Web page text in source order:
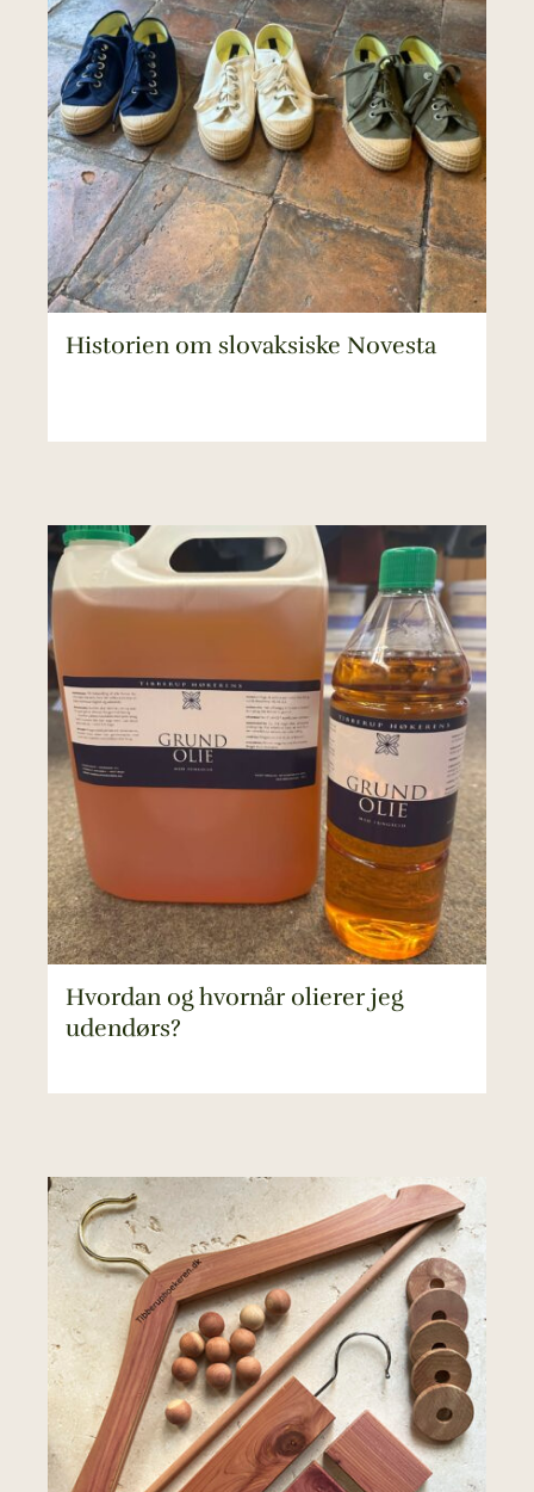
Historien om slovaksiske Novesta
Hvordan og hvornår olierer jeg
udendørs?